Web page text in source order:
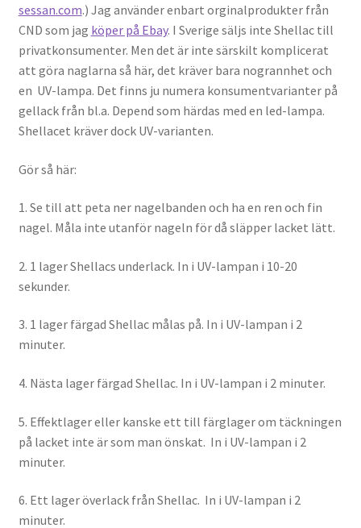
sessan.com.) Jag använder enbart orginalprodukter från
CND som jag köper på Ebay. I Sverige säljs inte Shellac till
privatkonsumenter. Men det är inte särskilt komplicerat
att göra naglarna så här, det kräver bara nogrannhet och
en UV-lampa. Det finns ju numera konsumentvarianter på
gellack från bl.a. Depend som härdas med en led-lampa.
Shellacet kräver dock UV-varianten.
Gör så här:
1. Se till att peta ner nagelbanden och ha en ren och fin
nagel. Måla inte utanför nageln för då släpper lacket lätt.
2. 1 lager Shellacs underlack. In i UV-lampan i 10-20
sekunder.
3. 1 lager färgad Shellac målas på. In i UV-lampan i 2
minuter.
4. Nästa lager färgad Shellac. In i UV-lampan i 2 minuter.
5. Effektlager eller kanske ett till färglager om täckningen
på lacket inte är som man önskat. In i UV-lampan i 2
minuter.
6. Ett lager överlack från Shellac. In i UV-lampan i 2
minuter.